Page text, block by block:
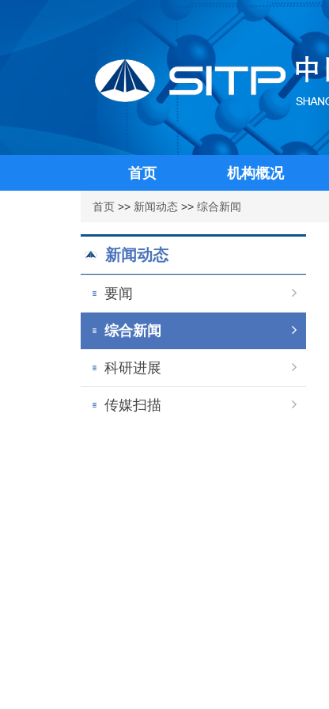
首页 机构概况
首页 >> 新闻动态 >> 综合新闻
新闻动态
要闻
综合新闻
科研进展
传媒扫描